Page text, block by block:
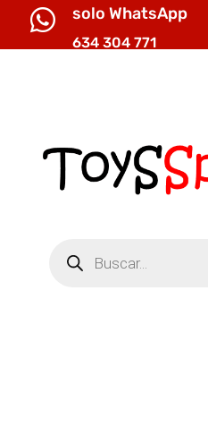
 solo WhatsApp
634 304 771
productos